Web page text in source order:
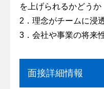
を上げられるかどうか
2．理念がチームに浸
3．会社や事業の将来
面接詳細情報